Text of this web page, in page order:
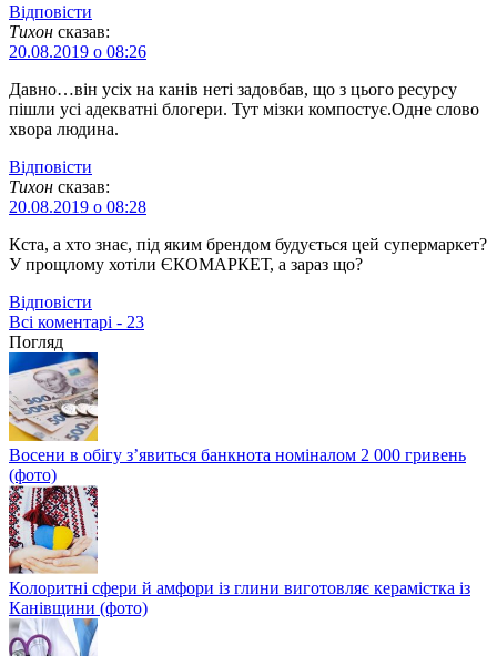
Відповіcти
Тихон сказав:
20.08.2019 о 08:26
Давно…він усіх на канів неті задовбав, що з цього ресурсу
пішли усі адекватні блогери. Тут мізки компостує.Одне слово
хвора людина.
Відповіcти
Тихон сказав:
20.08.2019 о 08:28
Кста, а хто знає, під яким брендом будується цей супермаркет?
У прощлому хотіли ЄКОМАРКЕТ, а зараз що?
Відповіcти
Всі коментарі - 23
Погляд
Восени в обігу з’явиться банкнота номіналом 2 000 гривень
(фото)
Колоритні сфери й амфори із глини виготовляє керамістка із
Канівщини (фото)